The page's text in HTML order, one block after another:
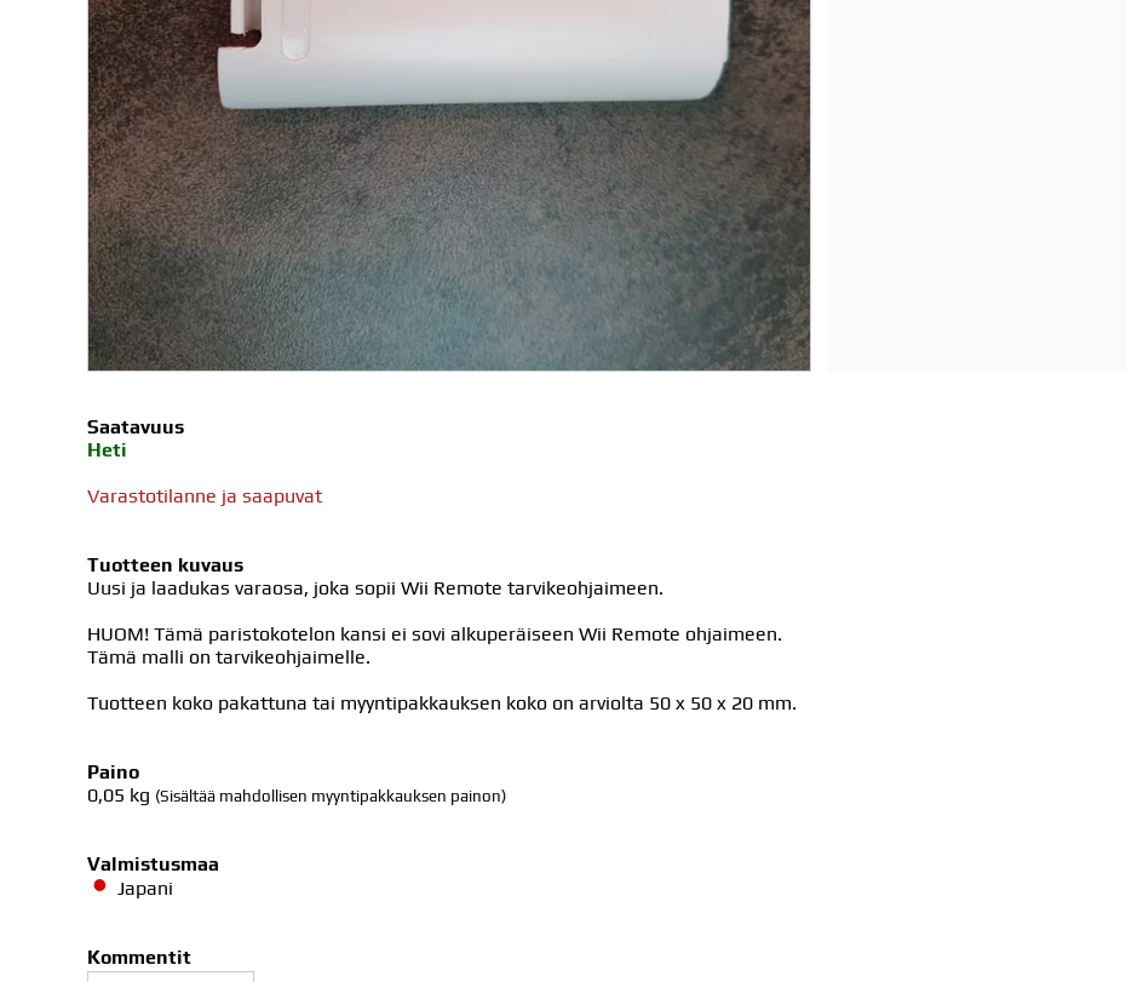
Saatavuus
Heti
Varastotilanne ja saapuvat
Tuotteen kuvaus
Uusi ja laadukas varaosa, joka sopii Wii Remote tarvikeohjaimeen.
HUOM! Tämä paristokotelon kansi ei sovi alkuperäiseen Wii Remote ohjaimeen.
Tämä malli on tarvikeohjaimelle.
Tuotteen koko pakattuna tai myyntipakkauksen koko on arviolta 50 x 50 x 20 mm.
Paino
0,05 kg (Sisältää mahdollisen myyntipakkauksen painon)
Valmistusmaa
Japani
Kommentit